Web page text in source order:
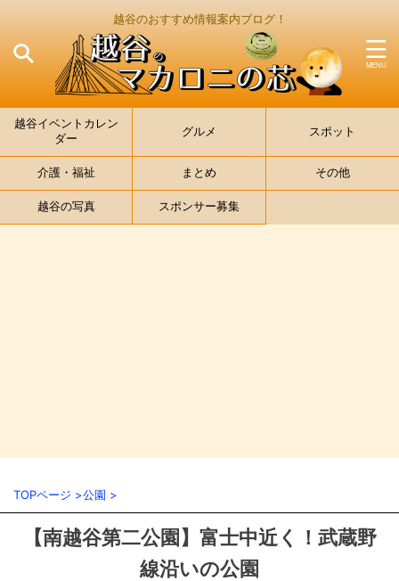
越谷のおすすめ情報案内ブログ！
越谷イベントカレン
ダー
グルメ スポット
介護・福祉 まとめ その他
越谷の写真 スポンサー募集
TOPページ >公園 >
【南越谷第二公園】富士中近く！武蔵野
線沿いの公園